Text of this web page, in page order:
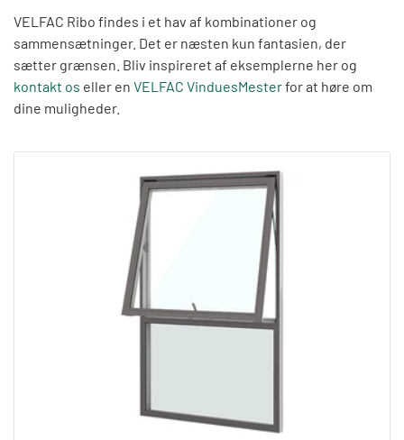
VELFAC Ribo findes i et hav af kombinationer og
sammensætninger. Det er næsten kun fantasien, der
sætter grænsen. Bliv inspireret af eksemplerne her og
kontakt os eller en VELFAC VinduesMesterfor at høre om
dine muligheder.